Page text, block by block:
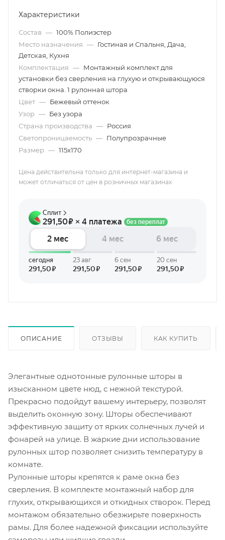
Характеристики
Состав — 100% Полиэстер
Место назначения — Гостиная и Спальня, Дача,
Детская, Кухня
Комплектация — Монтажный комплект для
установки без сверления на глухую и открывающуюся
створки окна. 1 рулонная штора
Цвет — Бежевый оттенок
Узор — Без узора
Страна производства — Россия
Светопроницаемость — Полупрозрачные
Размер — 115х170
Цена действительна только для интернет-магазина и
может отличаться от цен в розничных магазинах
ОПИСАНИЕ ОТЗЫВЫ КАК КУПИТЬ
Элегантные однотонные рулонные шторы в
изысканном цвете нюд, с нежной текстурой.
Прекрасно подойдут вашему интерьеру, позволят
выделить оконную зону. Шторы обеспечивают
эффективную защиту от ярких солнечных лучей и
фонарей на улице. В жаркие дни использование
рулонных штор позволяет снизить температуру в
комнате.
Рулонные шторы крепятся к раме окна без
сверления. В комплекте монтажный набор для
глухих, открывающихся и откидных створок. Перед
монтажом обязательно обезжирьте поверхность
рамы. Для более надежной фиксации используйте